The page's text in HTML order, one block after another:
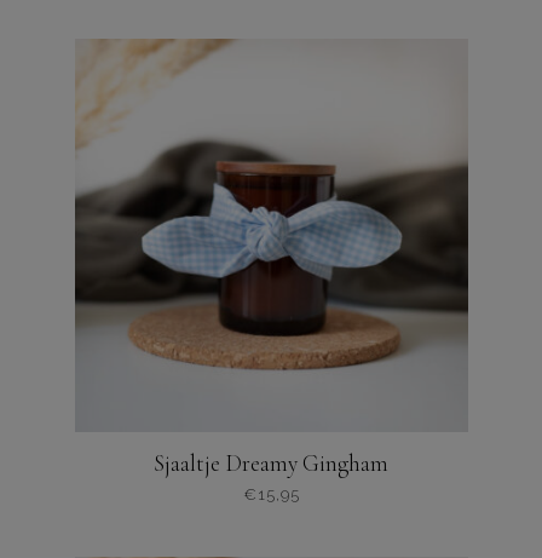
Sjaaltje Dreamy Gingham
€ 15,95